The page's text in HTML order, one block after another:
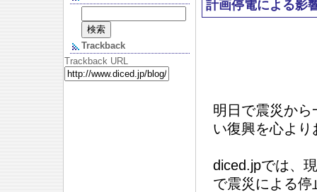
計画停電による影
明日で震災か
い復興を心よ
diced.jpでは、
で震災による
Trackback
Trackback URL